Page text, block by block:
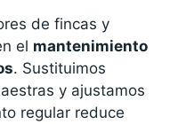
de fincas y
el mantenimiento
. Sustituimos
y ajustamos
regular reduce